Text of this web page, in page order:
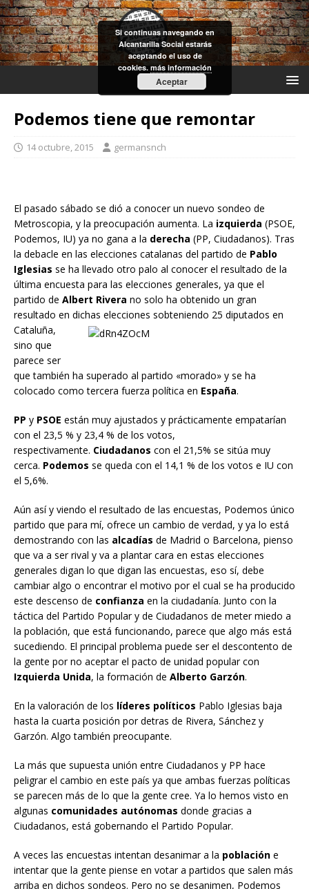
Podemos tiene que remontar
14 octubre, 2015 germansnch
El pasado sábado se dió a conocer un nuevo sondeo de
Metroscopia, y la preocupación aumenta. La izquierda (PSOE,
Podemos, IU) ya no gana a la derecha (PP, Ciudadanos). Tras
la debacle en las elecciones catalanas del partido de Pablo
Iglesias se ha llevado otro palo al conocer el resultado de la
última encuesta para las elecciones generales, ya que el
partido de Albert Rivera no solo ha obtenido un gran
resultado en dichas elecciones sobteniendo 25 diputados en
Cataluña,
sino que
parece ser
que también ha superado al partido «morado» y se ha
colocado como tercera fuerza política en España.
PP y PSOE están muy ajustados y prácticamente empatarían
con el 23,5 % y 23,4 % de los votos,
respectivamente. Ciudadanos con el 21,5% se sitúa muy
cerca. Podemos se queda con el 14,1 % de los votos e IU con
el 5,6%.
Aún así y viendo el resultado de las encuestas, Podemos único
partido que para mí, ofrece un cambio de verdad, y ya lo está
demostrando con las alcadías de Madrid o Barcelona, pienso
que va a ser rival y va a plantar cara en estas elecciones
generales digan lo que digan las encuestas, eso sí, debe
cambiar algo o encontrar el motivo por el cual se ha producido
este descenso de confianza en la ciudadanía. Junto con la
táctica del Partido Popular y de Ciudadanos de meter miedo a
la población, que está funcionando, parece que algo más está
sucediendo. El principal problema puede ser el descontento de
la gente por no aceptar el pacto de unidad popular con
Izquierda Unida, la formación de Alberto Garzón.
En la valoración de los líderes políticos Pablo Iglesias baja
hasta la cuarta posición por detras de Rivera, Sánchez y
Garzón. Algo también preocupante.
La más que supuesta unión entre Ciudadanos y PP hace
peligrar el cambio en este país ya que ambas fuerzas políticas
se parecen más de lo que la gente cree. Ya lo hemos visto en
algunas comunidades autónomas donde gracias a
Ciudadanos, está gobernando el Partido Popular.
A veces las encuestas intentan desanimar a la población e
intentar que la gente piense en votar a partidos que salen más
arriba en dichos sondeos. Pero no se desanimen, Podemos
Si continuas navegando en
Alcantarilla Social estarás
aceptando el uso de
cookies.más información
Aceptar